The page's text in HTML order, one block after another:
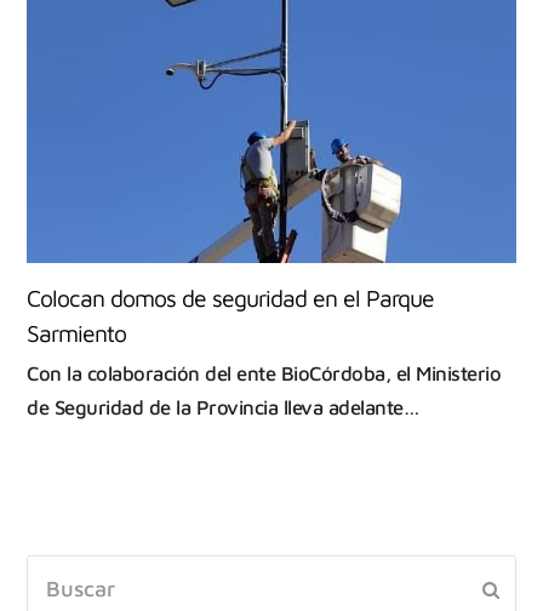
Colocan domos de seguridad en el Parque
Sarmiento
Con la colaboración del ente BioCórdoba, el Ministerio
de Seguridad de la Provincia lleva adelante…